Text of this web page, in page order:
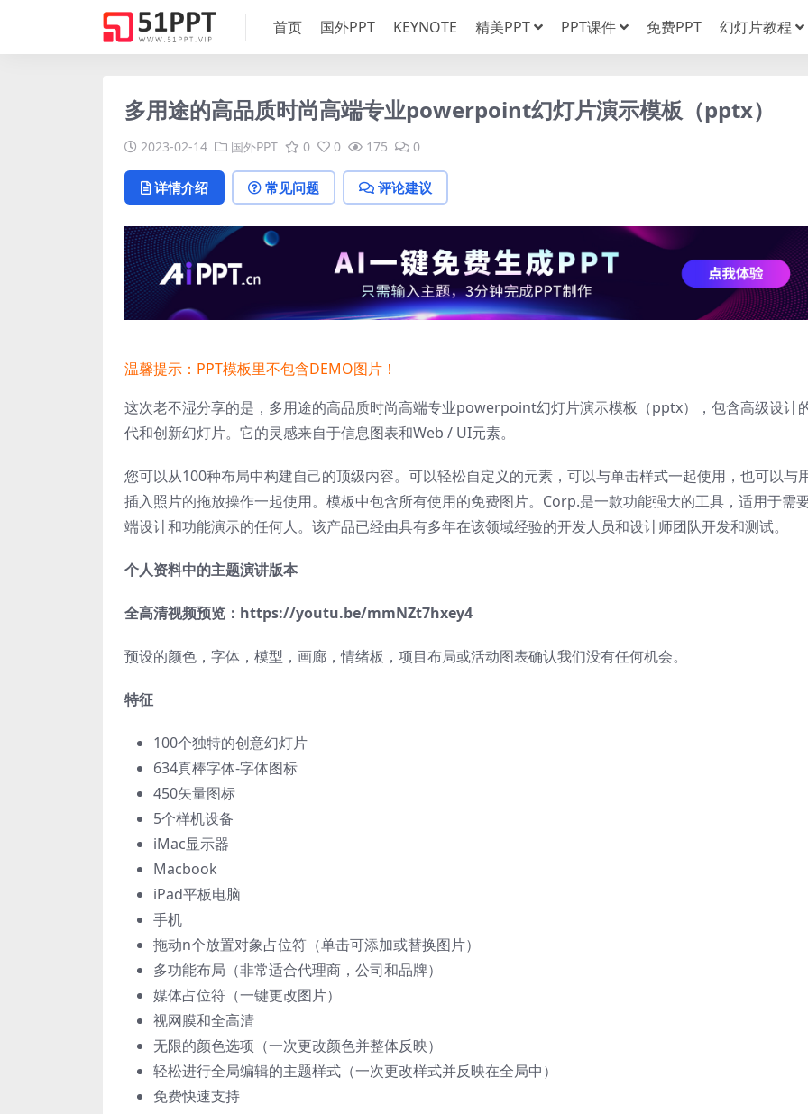
首页 国外PPT KEYNOTE 精美PPT PPT课件 免费PPT 幻灯片教程
多用途的高品质时尚高端专业powerpoint幻灯片演示模板（pptx）
2023-02-14 国外PPT 0 0 175 0
详情介绍 常见问题 评论建议
温馨提示：PPT模板里不包含DEMO图片！
这次老不湿分享的是，多用途的高品质时尚高端专业powerpoint幻灯片演示模板（pptx），包含高级设计
代和创新幻灯片。它的灵感来自于信息图表和Web / UI元素。
您可以从100种布局中构建自己的顶级内容。可以轻松自定义的元素，可以与单击样式一起使用，也可以与
插入照片的拖放操作一起使用。模板中包含所有使用的免费图片。Corp.是一款功能强大的工具，适用于需
端设计和功能演示的任何人。该产品已经由具有多年在该领域经验的开发人员和设计师团队开发和测试。
个人资料中的主题演讲版本
全高清视频预览：https://youtu.be/mmNZt7hxey4
预设的颜色，字体，模型，画廊，情绪板，项目布局或活动图表确认我们没有任何机会。
特征
100个独特的创意幻灯片
634真棒字体-字体图标
450矢量图标
5个样机设备
iMac显示器
Macbook
iPad平板电脑
手机
拖动n个放置对象占位符（单击可添加或替换图片）
多功能布局（非常适合代理商，公司和品牌）
媒体占位符（一键更改图片）
视网膜和全高清
无限的颜色选项（一次更改颜色并整体反映）
轻松进行全局编辑的主题样式（一次更改样式并反映在全局中）
免费快速支持